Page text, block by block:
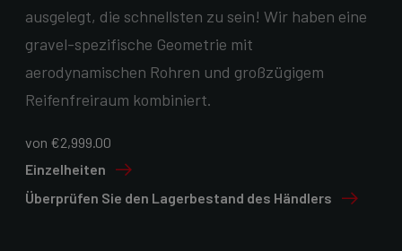
ausgelegt, die schnellsten zu sein! Wir haben eine
gravel-spezifische Geometrie mit
aerodynamischen Rohren und großzügigem
Reifenfreiraum kombiniert.
von €2,999.00
Einzelheiten
Überprüfen Sie den Lagerbestand des Händlers